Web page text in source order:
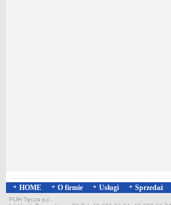
HOME O firmie Usługi Sprzedaż
PUH Tęcza s.c.